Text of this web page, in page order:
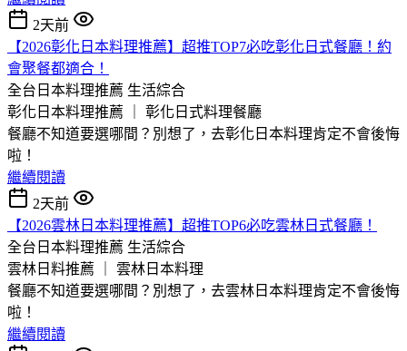
2天前
【2026彰化日本料理推薦】超推TOP7必吃彰化日式餐廳！約
會聚餐都適合！
全台日本料理推薦 生活綜合
彰化日本料理推薦 ｜ 彰化日式料理餐廳
餐廳不知道要選哪間？別想了，去彰化日本料理肯定不會後悔
啦！
繼續閱讀
2天前
【2026雲林日本料理推薦】超推TOP6必吃雲林日式餐廳！
全台日本料理推薦 生活綜合
雲林日料推薦 ｜ 雲林日本料理
餐廳不知道要選哪間？別想了，去雲林日本料理肯定不會後悔
啦！
繼續閱讀